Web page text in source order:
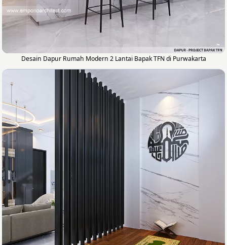
Desain Dapur Rumah Modern 2 Lantai Bapak TFN di Purwakarta